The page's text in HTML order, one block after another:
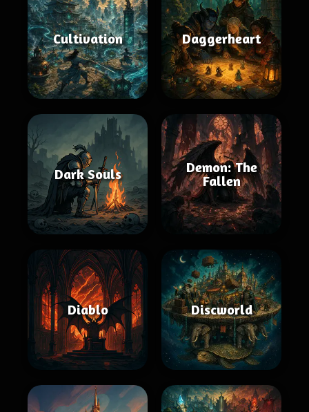
Cultivation Daggerheart
Dark Souls
Demon: The
Fallen
Diablo Discworld